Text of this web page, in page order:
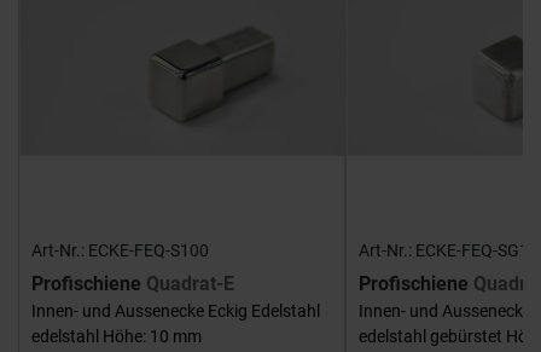
Art-Nr.: ECKE-FEQ-S100
Profischiene Quadrat-E
Innen- und Aussenecke Eckig Edelstahl
edelstahl Höhe: 10 mm
Art-Nr.: ECKE-FEQ-
Profischiene
Innen- und Aussenecke
edelstahl gebürstet